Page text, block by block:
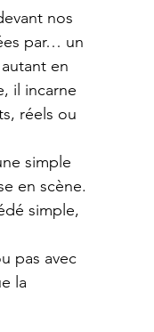
nos
par… un
en
il incarne
réels ou
simple
en scène.
simple,
pas avec
la